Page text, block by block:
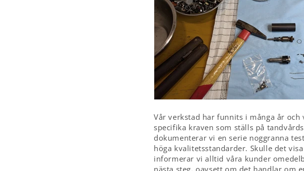
Vår verkstad har funnits i många år
specifika kraven som ställs på
dokumenterar vi en serie noggranna
höga kvalitetsstandarder. Skulle det
informerar vi alltid våra kunder
nästa steg, oavsett om det handlar om